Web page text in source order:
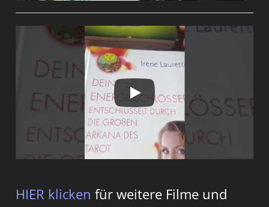
HIER klicken für weitere Filme und